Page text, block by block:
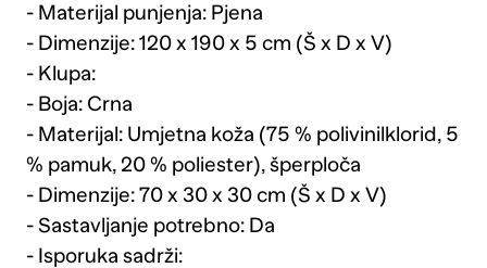
- Materijal punjenja: Pjena
- Dimenzije: 120 x 190 x 5 cm (Š x D x V)
- Klupa:
- Boja: Crna
- Materijal: Umjetna koža (75 % polivinilklorid, 5
% pamuk, 20 % poliester), šperploča
- Dimenzije: 70 x 30 x 30 cm (Š x D x V)
- Sastavljanje potrebno: Da
- Isporuka sadrži: